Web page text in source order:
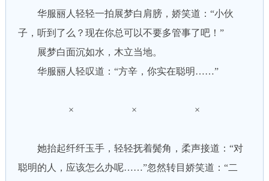
华服丽人轻轻一拍展梦白肩膀，娇笑道：“小伙
子，听到了么？现在你总可以不要多管事了吧！”
展梦白面沉如水，木立当地。
华服丽人轻叹道：“方辛，你实在聪明……”
× × ×
她抬起纤纤玉手，轻轻抚着鬓角，柔声接道：“对
聪明的人，应该怎么办呢……”忽然转目娇笑道：“二